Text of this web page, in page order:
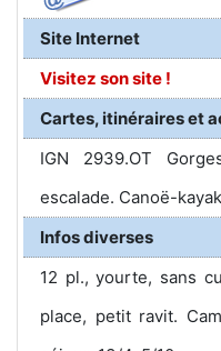
Site Internet
Visitez son site !
Cartes, itinéraires et
IGN 2939.OT
escalade. Canoë-
Infos diverses
12 pl., yourte, sans
place, petit ravit.